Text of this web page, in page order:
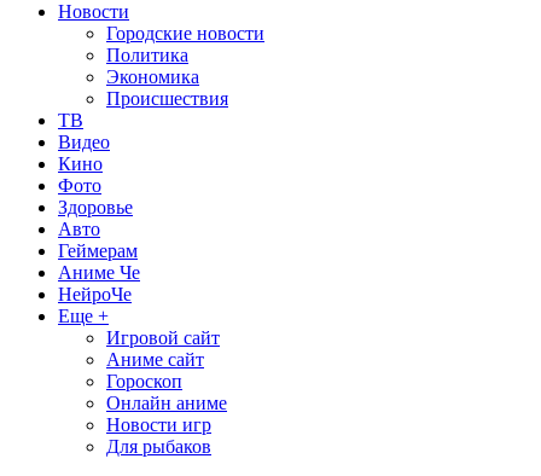
Новости
Городские новости
Политика
Экономика
Происшествия
ТВ
Видео
Кино
Фото
Здоровье
Авто
Геймерам
Аниме Че
НейроЧе
Еще +
Игровой сайт
Аниме сайт
Гороскоп
Онлайн аниме
Новости игр
Для рыбаков